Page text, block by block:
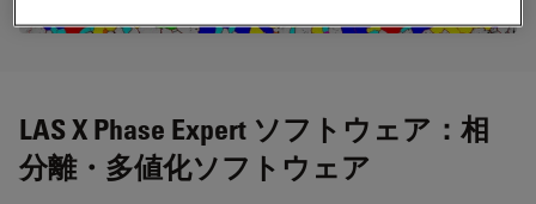
LAS X Phase Expert ソフトウェア：相
分離・多値化ソフトウェア